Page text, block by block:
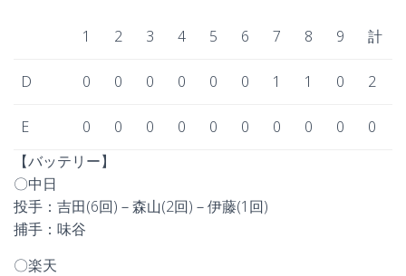
1 2 3 4 5 6 7 8 9 計
D 0 0 0 0 0 0 1 1 0 2
E 0 0 0 0 0 0 0 0 0
0
【バッテリー】
〇中日
投手：吉田(6回)－森山(2回)－伊藤(1回)
捕手：味谷
〇楽天